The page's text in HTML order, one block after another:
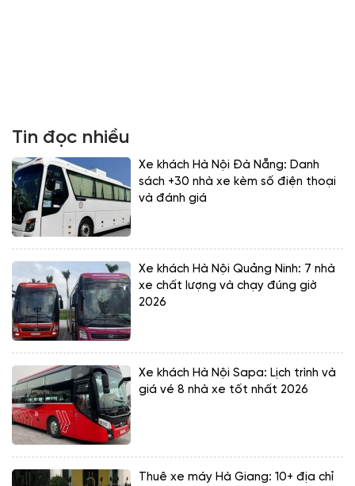
Tin đọc nhiều
Xe khách Hà Nội Đà Nẵng: Danh
sách +30 nhà xe kèm số điện thoại
và đánh giá
Xe khách Hà Nội Quảng Ninh: 7 nhà
xe chất lượng và chạy đúng giờ
2026
Xe khách Hà Nội Sapa: Lịch trình và
giá vé 8 nhà xe tốt nhất 2026
Thuê xe máy Hà Giang: 10+ địa chỉ